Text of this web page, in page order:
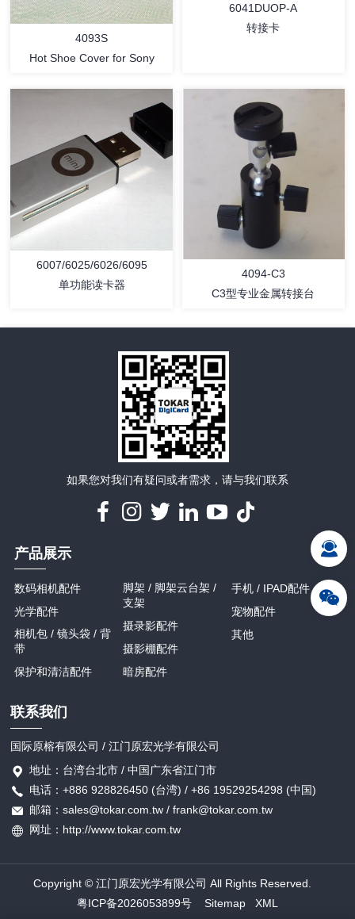
详情
4093S
Hot Shoe Cover for Sony
详情
6041DUOP-A
转接卡
6007/6025/6026/6095
单功能读卡器
4094-C3
C3型专业金属转接台
如果您对我们有疑问或者需求，请与我们联系
产品展示
数码相机配件
光学配件
相机包 / 镜头袋 / 背
带
保护和清洁配件
脚架 / 脚架云台架 /
支架
摄录影配件
摄影棚配件
暗房配件
手机 / IPAD配件
宠物配件
其他
联系我们
国际原榕有限公司 / 江门原宏光学有限公司
地址：台湾台北市 / 中国广东省江门市
电话：+886 928826450 (台湾) / +86 19529254298 (中国)
邮箱：sales@tokar.com.tw / frank@tokar.com.tw
网址：http://www.tokar.com.tw
Copyright © 江门原宏光学有限公司 All Rights Reserved.
粤ICP备2026053899号
Sitemap XML